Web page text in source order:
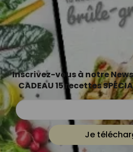
Inscrivez-vous à notre
CADEAU 15 recettes
Je